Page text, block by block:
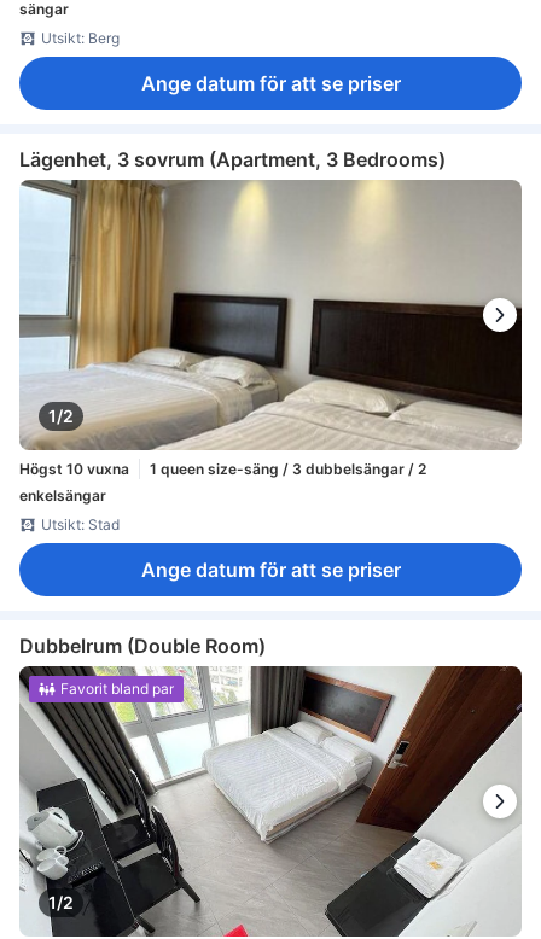
sängar
Utsikt: Berg
Ange datum för att se priser
Lägenhet, 3 sovrum (Apartment, 3 Bedrooms)
1/2
Högst 10 vuxna
1 queen size-säng / 3 dubbelsängar / 2
enkelsängar
Utsikt: Stad
Ange datum för att se priser
Dubbelrum (Double Room)
1/2
Favorit bland par